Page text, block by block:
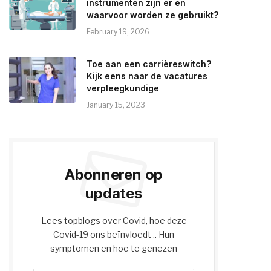
instrumenten zijn er en
waarvoor worden ze gebruikt?
February 19, 2026
Toe aan een carrièreswitch?
Kijk eens naar de vacatures
verpleegkundige
January 15, 2023
Abonneren op
updates
Lees topblogs over Covid, hoe deze
Covid-19 ons beïnvloedt .. Hun
symptomen en hoe te genezen